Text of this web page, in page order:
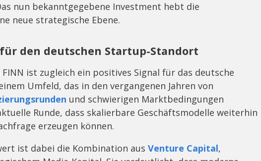
nun bekanntgegebene Investment hebt die
neue strategische Ebene.
den deutschen Startup-Standort
ist zugleich ein positives Signal für das deutsche
Umfeld, das in den vergangenen Jahren von
und schwierigen Marktbedingungen
Runde, dass skalierbare Geschäftsmodelle weiterhin
erzeugen können.
ist dabei die Kombination aus Venture Capital,